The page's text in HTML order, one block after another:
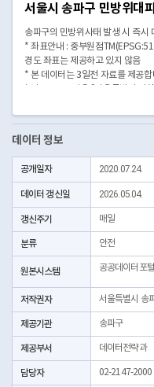
서울시 송파구 민방위대
송파구의 민방위사태 발생 시 즉시
* 좌표안내 : 중부원점
경도 좌표는 제공하고 있지 않음
* 본 데이터는 3일전 자료를 제공합
(https://data.seoul.go.kr/
데이터 정보
공개일자 2020.07.24.
데이터 갱신일 2026.05.04.
갱신주기 매일
분류 안전
원본시스템 공공데이터포
저작권자 서울특별시 송
제공기관 송파구
제공부서 데이터전략과
담당자 02-2147-2000